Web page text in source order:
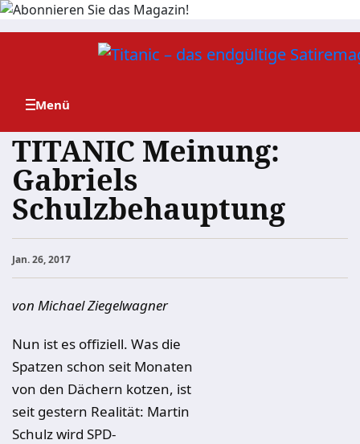
Zum
TITANIC Meinung:
Gabriels
Schulzbehauptung
Jan. 26, 2017
von Michael Ziegelwagner
Nun ist es offiziell. Was die
Spatzen schon seit Monaten
von den Dächern kotzen, ist
seit gestern Realität: Martin
Schulz wird SPD-